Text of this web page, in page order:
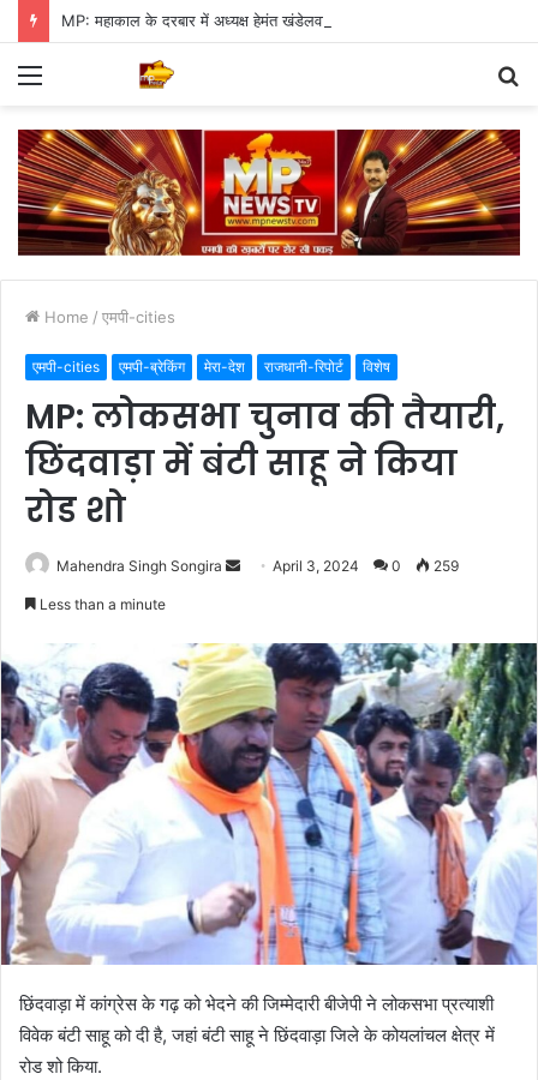
Menu
Home / एमपी-cities
एमपी-cities एमपी-ब्रेकिंग मेरा-देश राजधानी-रिपोर्ट विशेष
MP: लोकसभा चुनाव की तैयारी,
छिंदवाड़ा में बंटी साहू ने किया
रोड शो
Mahendra Singh Songira
Send April 3, 2024 0 259
Less than a minute
छिंदवाड़ा में कांग्रेस के गढ़ को भेदने की जिम्मेदारी बीजेपी ने लोकसभा प्रत्याशी
विवेक बंटी साहू को दी है, जहां बंटी साहू ने छिंदवाड़ा जिले के कोयलांचल क्षेत्र में
रोड शो किया.